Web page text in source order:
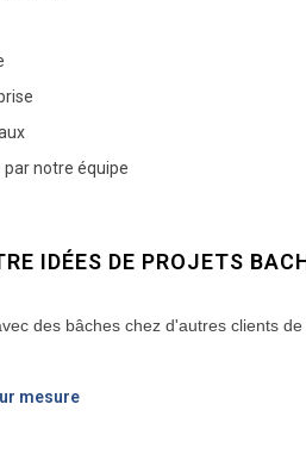
notre équipe
IDÉES DE PROJETS
des bâches chez d'autres clients de
mesure